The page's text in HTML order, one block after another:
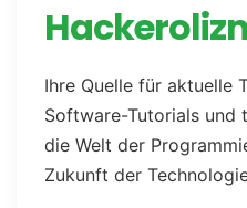
Ihre Quelle für aktuelle
Software-Tutorials und
die Welt der
Zukunft der